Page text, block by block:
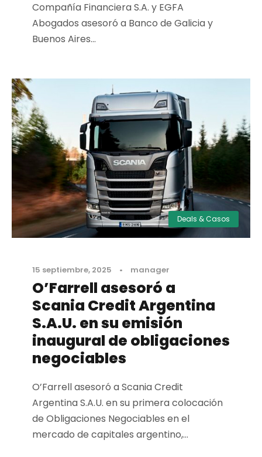
Compañía Financiera S.A. y EGFA
Abogados asesoró a Banco de Galicia y
Buenos Aires...
Deals & Casos
15 septiembre, 2025 • manager
O’Farrell asesoró a
Scania Credit Argentina
S.A.U. en su emisión
inaugural de obligaciones
negociables
O’Farrell asesoró a Scania Credit
Argentina S.A.U. en su primera colocación
de Obligaciones Negociables en el
mercado de capitales argentino,...